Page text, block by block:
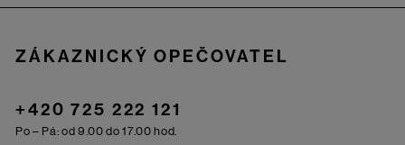
ZÁKAZNICKÝ OPEČOVATEL
+420 725 222 121
Po – Pá: od 9.00 do 17.00 hod.